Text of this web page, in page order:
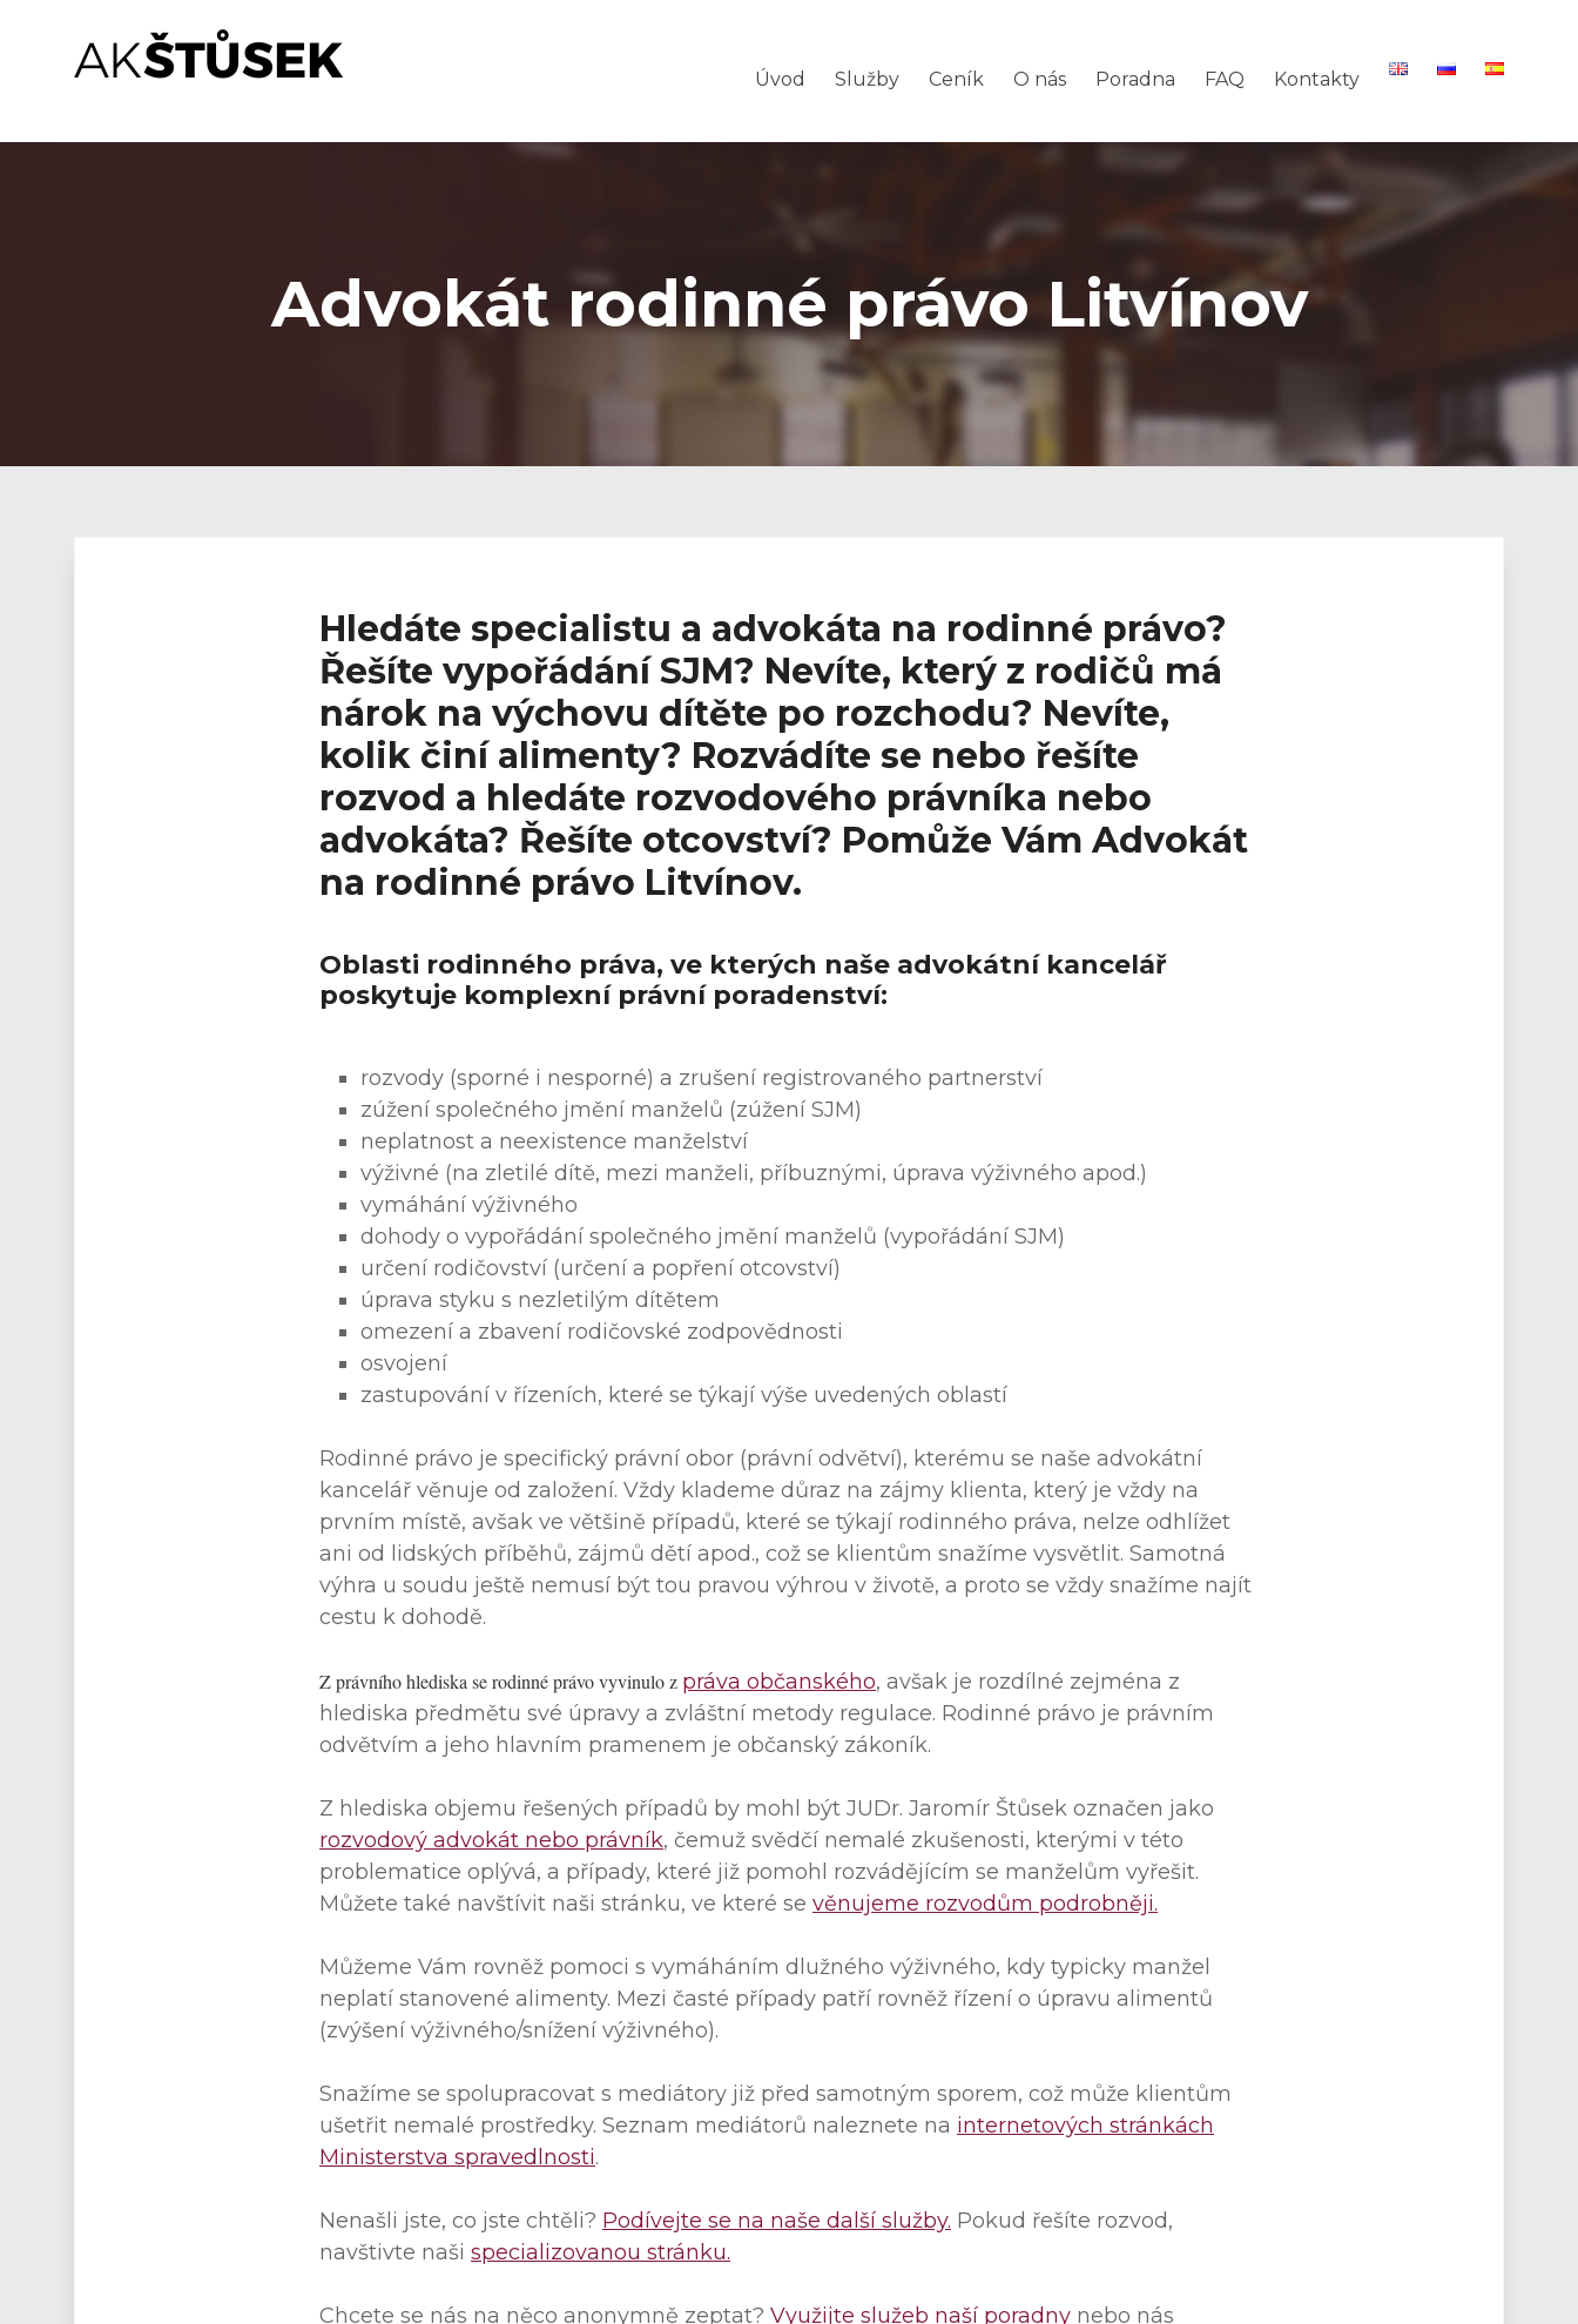
Advokátní
–
Úvod Služby Ceník O nás Poradna FAQ Kontakty
Advokát rodinné právo Litvínov
Hledáte specialistu a advokáta na rodinné právo?
Řešíte vypořádání SJM? Nevíte, který z rodičů má
nárok na výchovu dítěte po rozchodu? Nevíte,
kolik činí alimenty? Rozvádíte se nebo řešíte
rozvod a hledáte rozvodového právníka nebo
advokáta? Řešíte otcovství? Pomůže Vám Advokát
na rodinné právo Litvínov.
Oblasti rodinného práva, ve kterých naše advokátní kancelář
poskytuje komplexní právní poradenství:
rozvody (sporné i nesporné) a zrušení registrovaného partnerství
zúžení společného jmění manželů (zúžení SJM)
neplatnost a neexistence manželství
výživné (na zletilé dítě, mezi manželi, příbuznými, úprava výživného apod.)
vymáhání výživného
dohody o vypořádání společného jmění manželů (vypořádání SJM)
určení rodičovství (určení a popření otcovství)
úprava styku s nezletilým dítětem
omezení a zbavení rodičovské zodpovědnosti
osvojení
zastupování v řízeních, které se týkají výše uvedených oblastí
Rodinné právo je specifický právní obor (právní odvětví), kterému se naše advokátní
kancelář věnuje od založení. Vždy klademe důraz na zájmy klienta, který je vždy na
prvním místě, avšak ve většině případů, které se týkají rodinného práva, nelze odhlížet
ani od lidských příběhů, zájmů dětí apod., což se klientům snažíme vysvětlit. Samotná
výhra u soudu ještě nemusí být tou pravou výhrou v životě, a proto se vždy snažíme najít
cestu k dohodě.
Z právního hlediska se rodinné právo vyvinulo z práva občanského, avšak je rozdílné zejména z
hlediska předmětu své úpravy a zvláštní metody regulace. Rodinné právo je právním
odvětvím a jeho hlavním pramenem je občanský zákoník.
Z hlediska objemu řešených případů by mohl být JUDr. Jaromír Štůsek označen jako
rozvodový advokát nebo právník, čemuž svědčí nemalé zkušenosti, kterými v této
problematice oplývá, a případy, které již pomohl rozvádějícím se manželům vyřešit.
Můžete také navštívit naši stránku, ve které se věnujeme rozvodům podrobněji.
Můžeme Vám rovněž pomoci s vymáháním dlužného výživného, kdy typicky manžel
neplatí stanovené alimenty. Mezi časté případy patří rovněž řízení o úpravu alimentů
(zvýšení výživného/snížení výživného).
Snažíme se spolupracovat s mediátory již před samotným sporem, což může klientům
ušetřit nemalé prostředky. Seznam mediátorů naleznete na internetových stránkách
Ministerstva spravedlnosti.
Nenašli jste, co jste chtěli? Podívejte se na naše další služby. Pokud řešíte rozvod,
navštivte naši specializovanou stránku.
Chcete se nás na něco anonymně zeptat? Využijte služeb naší poradny nebo nás